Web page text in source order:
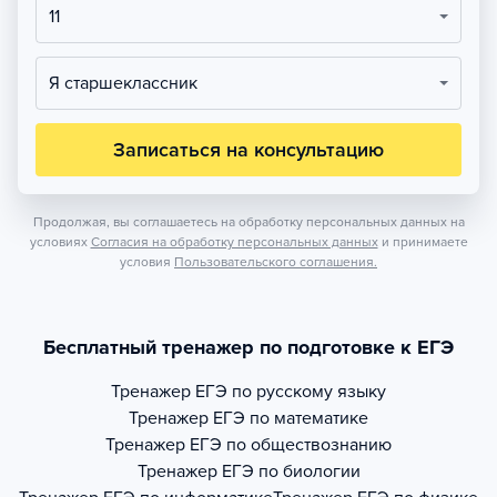
11
Я старшеклассник
Записаться на консультацию
Продолжая, вы соглашаетесь на обработку персональных данных на
условиях Согласия на обработку персональных данных и принимаете
условия Пользовательского соглашения.
Бесплатный тренажер по подготовке к ЕГЭ
Тренажер ЕГЭ по русскому языку
Тренажер ЕГЭ по математике
Тренажер ЕГЭ по обществознанию
Тренажер ЕГЭ по биологии